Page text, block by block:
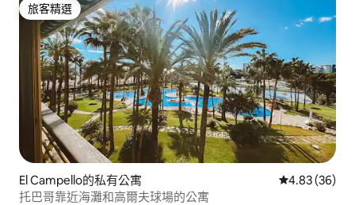
旅客精選
旅客精選
El Campello的私有公寓 從 36 則評價
4.83 (36)
托巴哥靠近海灘和高爾夫球場的公寓